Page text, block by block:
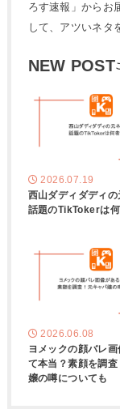
ろす速報」からお
して、アツいネタ
NEW POST
2026.07.19
西山ダディダディの
話題のTikTokerは
2026.06.08
ヨメックの顔バレ
て本当？素顔を調
嬢の噂についても